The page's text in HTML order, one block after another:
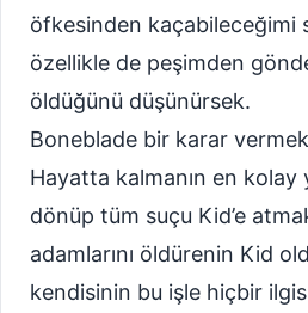
öfkesinden kaçabileceğimi
özellikle de peşimden
öldüğünü düşünürsek.
Boneblade bir karar
Hayatta kalmanın en kolay
dönüp tüm suçu Kid’e
adamlarını öldürenin Kid
kendisinin bu işle hiçbir ilgisi